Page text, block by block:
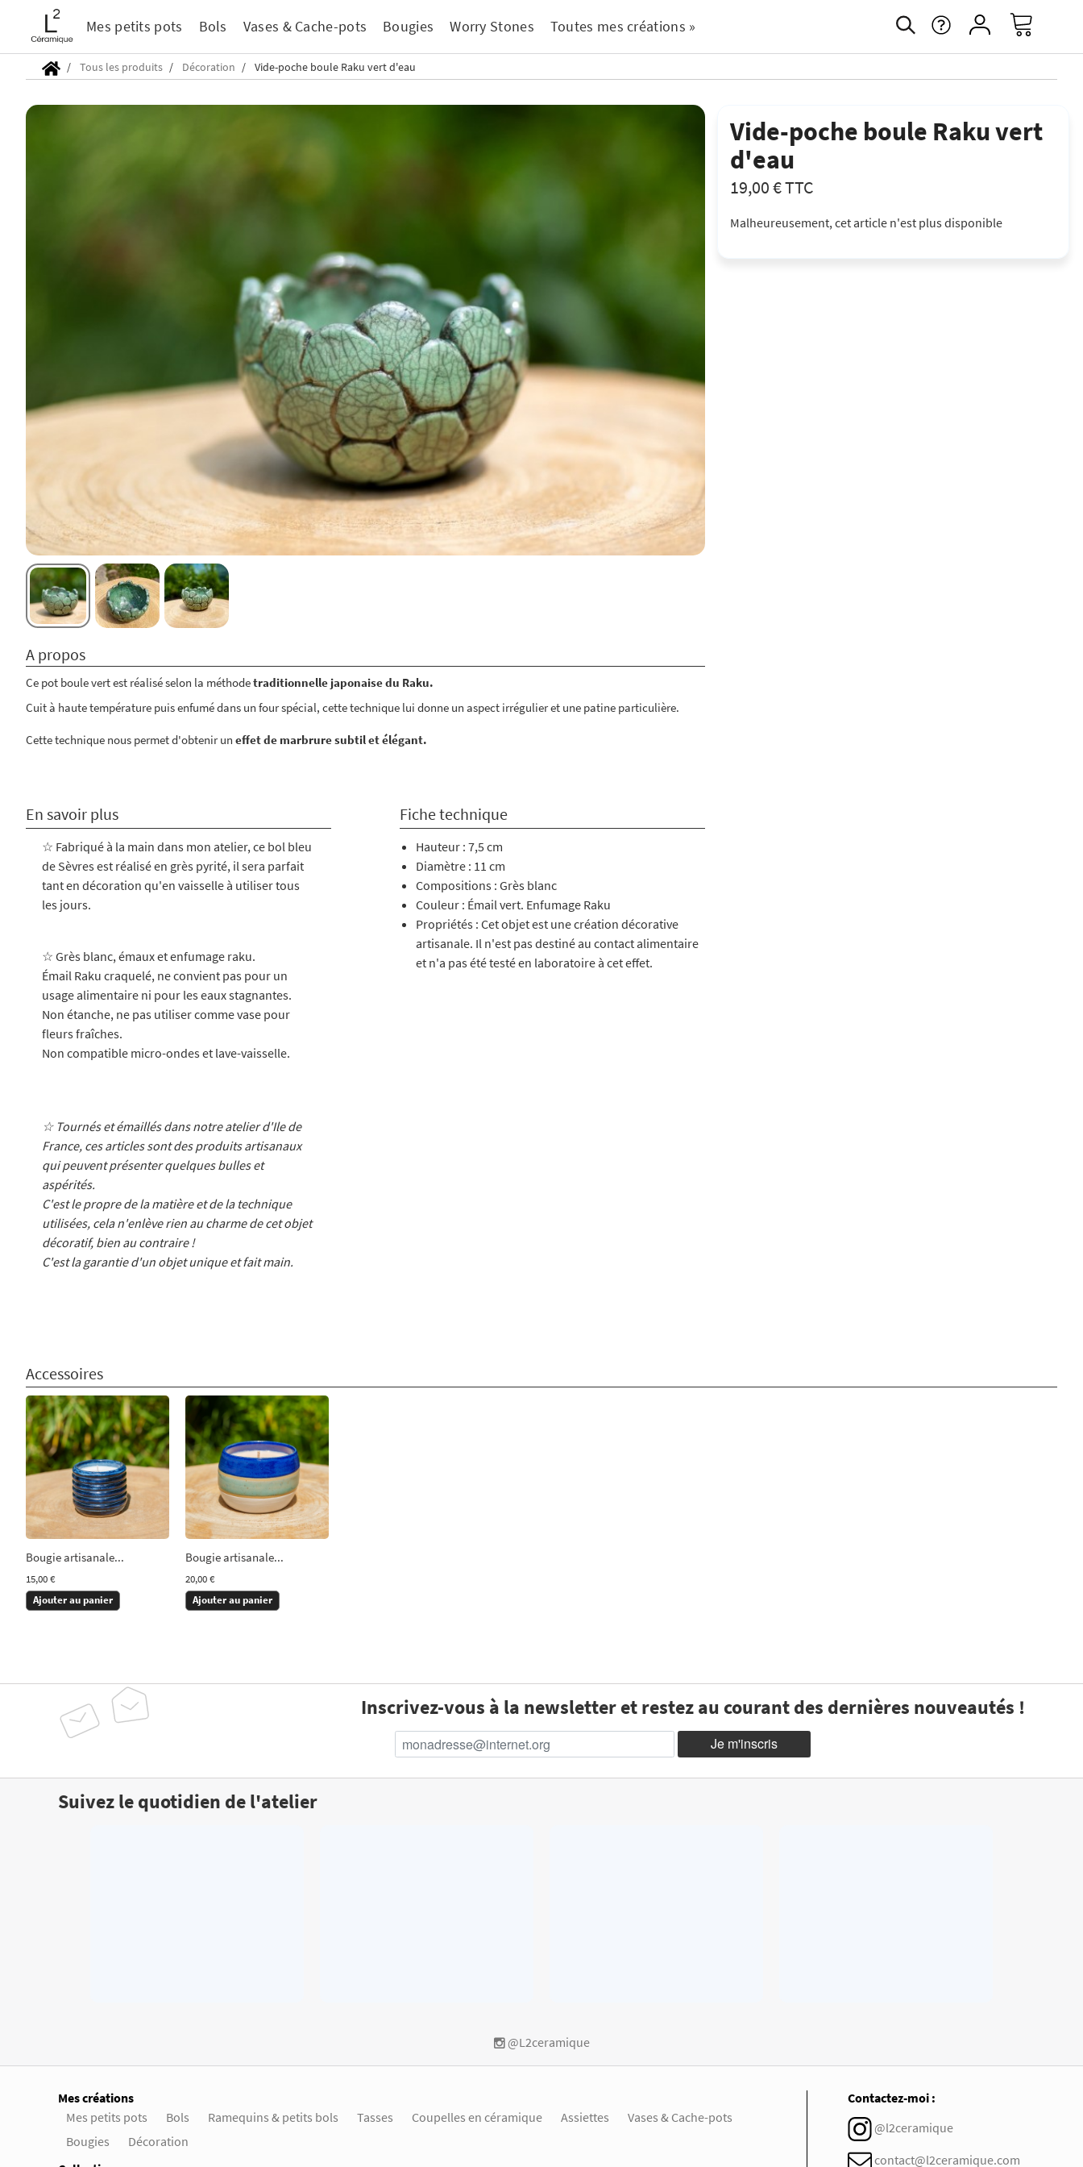
Mes petits pots Bols Vases & Cache-pots Bougies Worry Stones Toutes mes créations »
Tous les produits Décoration Vide-poche boule Raku vert d'eau
Vide-poche boule Raku vert
d'eau
19,00 €TTC
Malheureusement, cet article n'est plus disponible
A propos
Ce pot boule vert est réalisé selon la méthodetraditionnelle japonaise du Raku.
Cuit à haute température puis enfumé dans un four spécial, cette technique lui donne un aspect irrégulier et une patine particulière.
Cette technique nous permet d'obtenir un effet de marbrure subtil et élégant.
En savoir plus
☆ Fabriqué à la main dans mon atelier, ce bol bleu
de Sèvresest réalisé en grès pyrité, il sera parfait
tant en décoration qu'en vaisselle à utiliser tous
les jours.
☆ Grès blanc, émaux et enfumage raku.
Émail Raku craquelé, ne convient pas pour un
usage alimentaire ni pour les eaux stagnantes.
Non étanche, ne pas utiliser comme vase pour
fleurs fraîches.
Non compatible micro-ondes et lave-vaisselle.
☆ Tournés et émaillés dans notre atelier d'Ile de
France, ces articles sont des produits artisanaux
qui peuvent présenter quelques bulles et
aspérités.
C'est le propre de la matière et de la technique
utilisées, cela n'enlève rien au charme de cet objet
décoratif, bien au contraire !
C'est la garantie d'un objet unique et fait main.
Fiche technique
Hauteur : 7,5 cm
Diamètre : 11 cm
Compositions : Grès blanc
Couleur : Émail vert. Enfumage Raku
Propriétés : Cet objet est une création décorative
artisanale. Il n'est pas destiné au contact alimentaire
et n'a pas été testé en laboratoire à cet effet.
Accessoires
Bougie artisanale...
15,00 €
Ajouter au panier
Bougie artisanale...
20,00 €
Ajouter au panier
Inscrivez-vous à la newsletter et restez au courant des dernières nouveautés !
Suivez le quotidien de l'atelier
@L2ceramique
Mes créations
Mes petits pots
Bols Ramequins & petits bols Tasses Coupelles en céramique Assiettes
Vases & Cache-pots
Bougies
Décoration
Contactez-moi :
@l2ceramique
contact@l2ceramique.com